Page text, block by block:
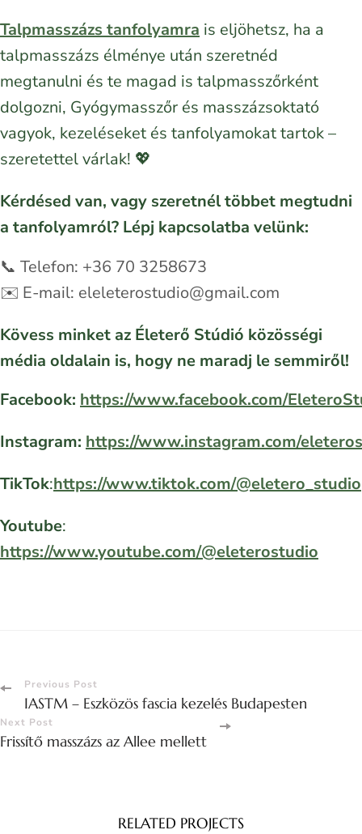
Talpmasszázs tanfolyamra is eljöhetsz, ha a
talpmasszázs élménye után szeretnéd
megtanulni és te magad is talpmasszőrként
dolgozni, Gyógymasszőr és masszázsoktató
vagyok, kezeléseket és tanfolyamokat tartok –
szeretettel várlak! 💖
Kérdésed van, vagy szeretnél többet megtudni
a tanfolyamról? Lépj kapcsolatba velünk:
📞 Telefon: +36 70 3258673
✉️ E-mail: eleleterostudio@gmail.com
Kövess minket az Életerő Stúdió közösségi
média oldalain is, hogy ne maradj le semmiről!
Facebook: https://www.facebook.com/
Instagram: https://www.instagram.com/
TikTok:https://www.tiktok.com/@eletero_studio
Youtube:
https://www.youtube.com/@eleterostudio
Previous Post
IASTM – Eszközös fascia kezelés Budapesten
Next Post
Frissítő masszázs az Allee mellett
RELATED PROJECTS